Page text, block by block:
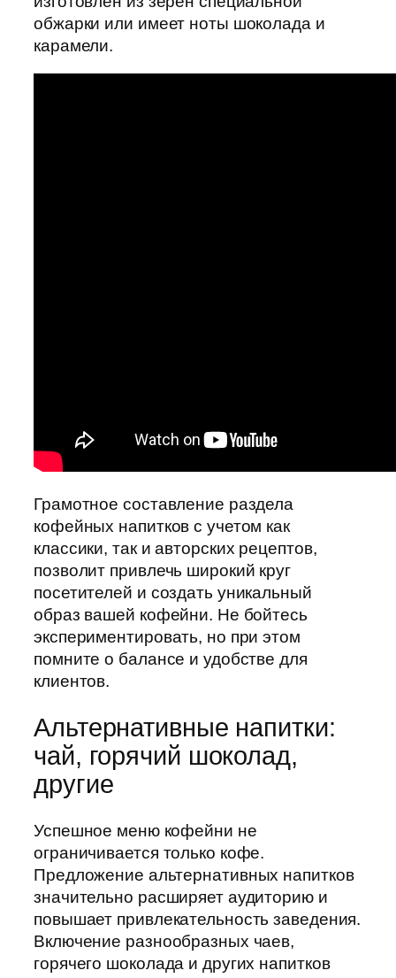
обжарки или имеет ноты шоколада и
карамели.
Грамотное составление раздела
кофейных напитков с учетом как
классики, так и авторских рецептов,
позволит привлечь широкий круг
посетителей и создать уникальный
образ вашей кофейни. Не бойтесь
экспериментировать, но при этом
помните о балансе и удобстве для
клиентов.
Альтернативные напитки:
чай, горячий шоколад,
другие
Успешное меню кофейни не
ограничивается только кофе.
Предложение альтернативных напитков
значительно расширяет аудиторию и
повышает привлекательность заведения.
Включение разнообразных чаев,
горячего шоколада и других напитков